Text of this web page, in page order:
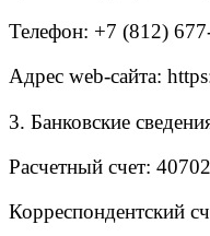
Телефон: +7 (812)
Адрес web-сайта:
3. Банковские
Расчетный счет:
Корреспондентский